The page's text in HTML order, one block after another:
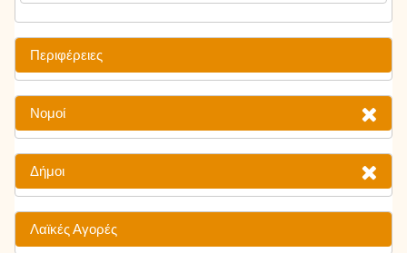
Περιφέρειες
Νομοί
Δήμοι
Λαϊκές Αγορές